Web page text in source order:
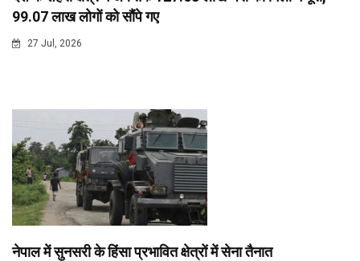
99.07 लाख लोगों को सौंपे गए
27 Jul, 2026
नेपाल में सुनसरी के हिंसा प्रभावित क्षेत्रों में सेना तैनात